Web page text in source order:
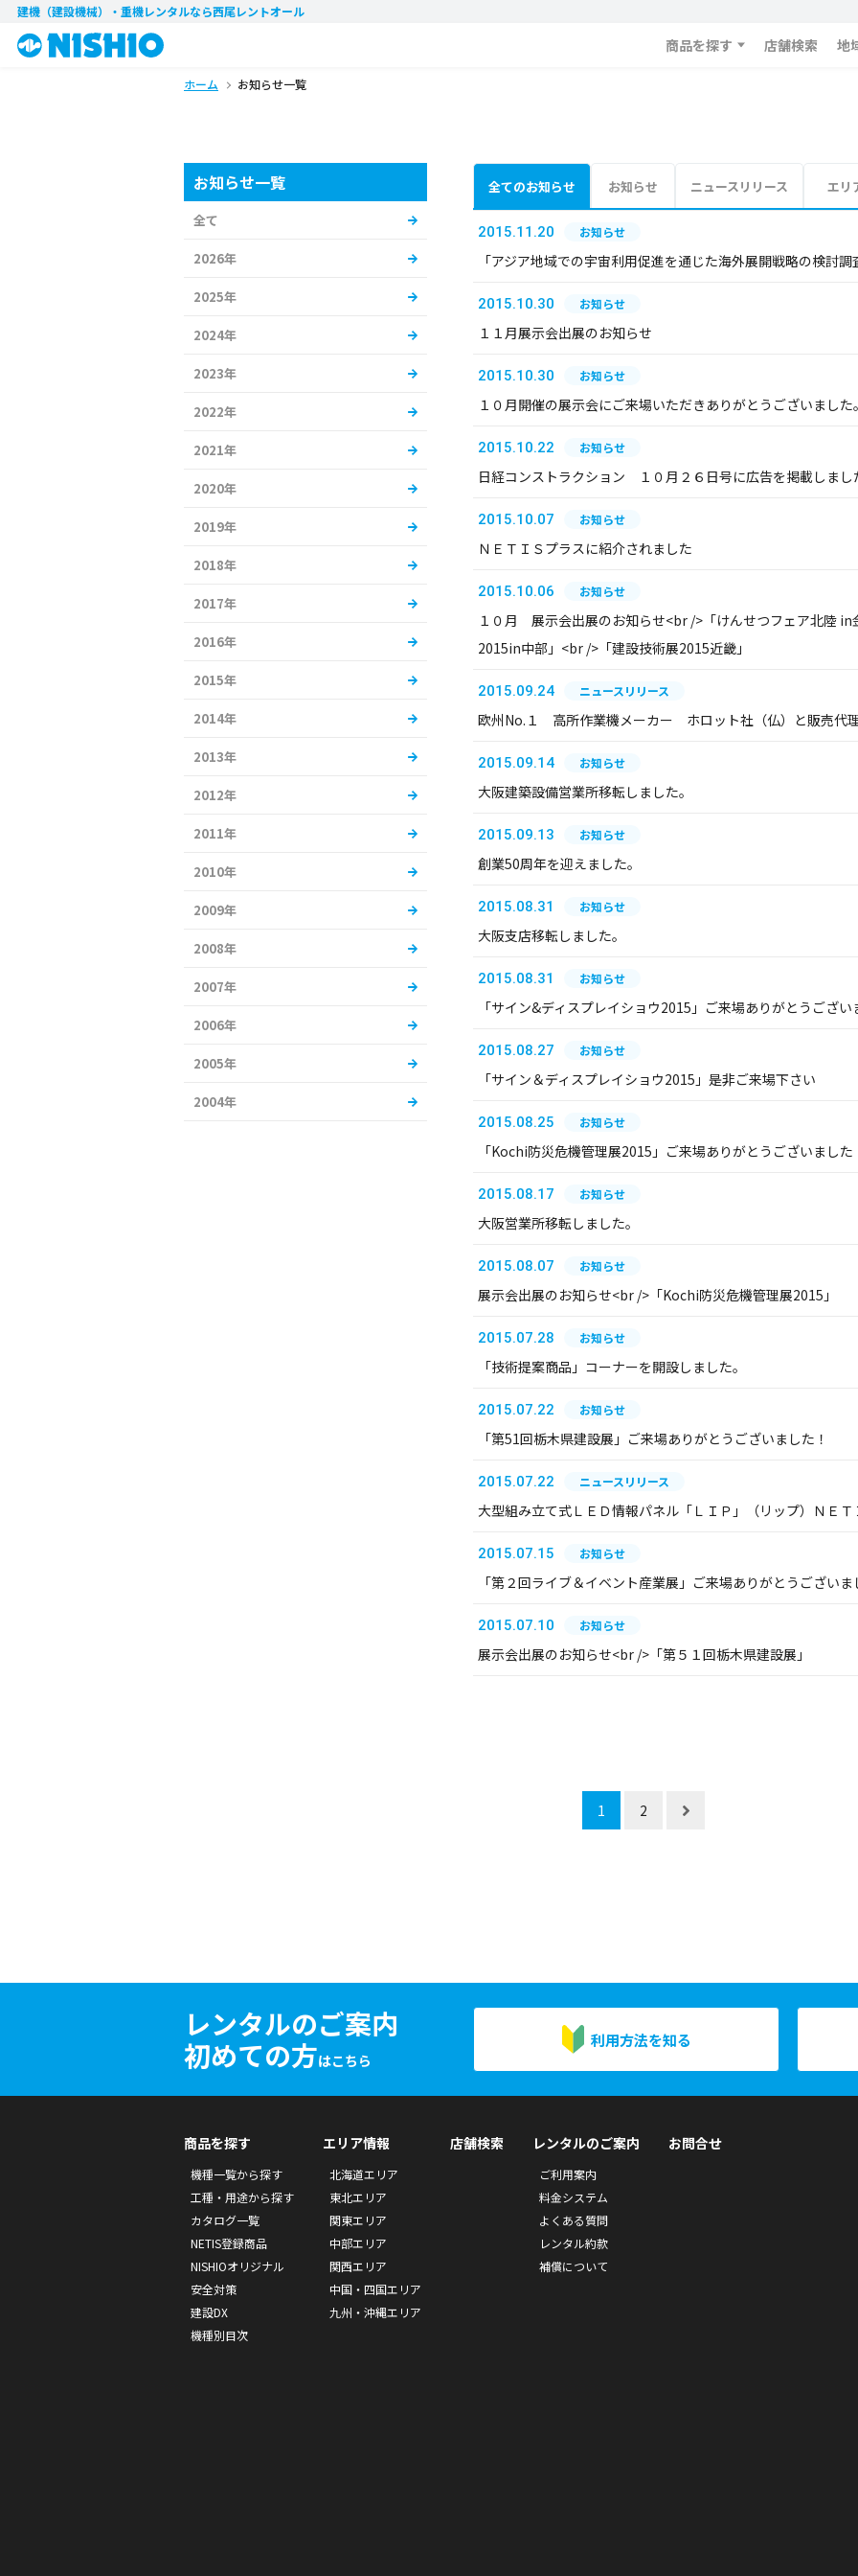
建機（建設機械）・重機レンタルなら西尾レントオール
商品を探す 店舗検索 地
ホーム お知らせ一覧
全てのお知らせ お知らせ ニュースリリース エリ
2015.11.20 お知らせ
「アジア地域での宇宙利用促進を通じた海外展開戦略の検討
2015.10.30 お知らせ
１１月展示会出展のお知らせ
2015.10.30 お知らせ
１０月開催の展示会にご来場いただきありがとうございました。
2015.10.22 お知らせ
日経コンストラクション １０月２６日号に広告を掲載しまし
2015.10.07 お知らせ
ＮＥＴＩＳプラスに紹介されました
2015.10.06 お知らせ
１０月 展示会出展のお知らせ<br />「けんせつフェア北陸
2015in中部」<br />「建設技術展2015近畿」
2015.09.24 ニュースリリース
欧州No.１ 高所作業機メーカー ホロット社（仏）と販売代
2015.09.14 お知らせ
大阪建築設備営業所移転しました。
2015.09.13 お知らせ
創業50周年を迎えました。
2015.08.31 お知らせ
大阪支店移転しました。
2015.08.31 お知らせ
「サイン&ディスプレイショウ2015」ご来場ありがとうござい
2015.08.27 お知らせ
「サイン＆ディスプレイショウ2015」是非ご来場下さい
2015.08.25 お知らせ
「Kochi防災危機管理展2015」ご来場ありがとうございました
2015.08.17 お知らせ
大阪営業所移転しました。
2015.08.07 お知らせ
展示会出展のお知らせ<br />「Kochi防災危機管理展2015」
2015.07.28 お知らせ
「技術提案商品」コーナーを開設しました。
2015.07.22 お知らせ
「第51回栃木県建設展」ご来場ありがとうございました！
2015.07.22 ニュースリリース
大型組み立て式ＬＥＤ情報パネル「ＬＩＰ」（リップ）ＮＥＴ
2015.07.15 お知らせ
「第２回ライブ＆イベント産業展」ご来場ありがとうございま
2015.07.10 お知らせ
展示会出展のお知らせ<br />「第５１回栃木県建設展」
1 2
お知らせ一覧
全て
2026年
2025年
2024年
2023年
2022年
2021年
2020年
2019年
2018年
2017年
2016年
2015年
2014年
2013年
2012年
2011年
2010年
2009年
2008年
2007年
2006年
2005年
2004年
レンタルのご案内
初めての方はこちら
利用方法を知る
商品を探す
機種一覧から探す
工種・用途から探す
カタログ一覧
NETIS登録商品
NISHIOオリジナル
安全対策
建設DX
機種別目次
エリア情報
北海道エリア
東北エリア
関東エリア
中部エリア
関西エリア
中国・四国エリア
九州・沖縄エリア
店舗検索 レンタルのご案内
ご利用案内
料金システム
よくある質問
レンタル約款
補償について
お問合せ